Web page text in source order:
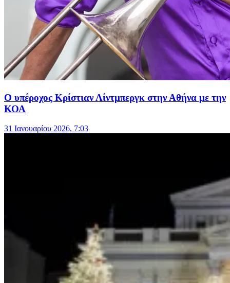
Ο υπέροχος Κρίστιαν Λίντμπεργκ στην Αθήνα με την
ΚΟΑ
31 Ιανουαρίου 2026, 7:03